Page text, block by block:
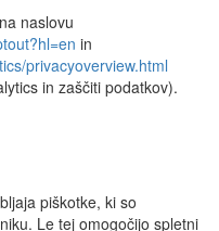
naslovu
in
privacyoverview.html
in zaščiti podatkov).
piškotke, ki so
Le tej omogočijo spletni